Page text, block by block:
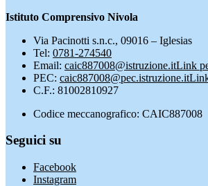
Istituto Comprensivo Nivola
Via Pacinotti s.n.c., 09016 – Iglesias
Tel: 0781-274540
Email: caic887008@istruzione.itLink
PEC: caic887008@pec.istruzione.it
C.F.: 81002810927
Codice meccanografico: CAIC887008
Seguici su
Facebook
Instagram